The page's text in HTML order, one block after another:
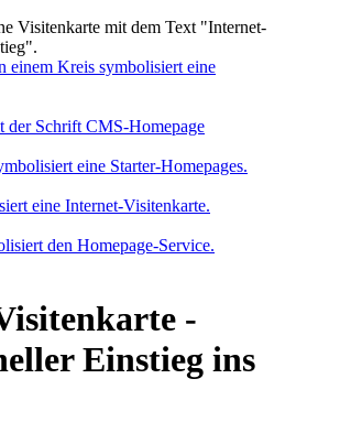
-
Einstieg ins